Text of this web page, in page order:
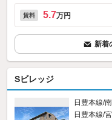
賃料 5.7万円
新着
Sビレッジ
日豊本線/
日豊本線/